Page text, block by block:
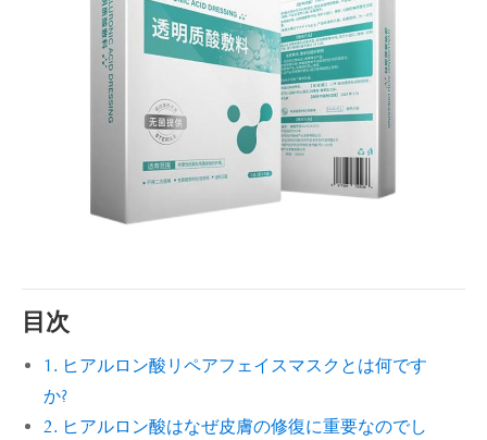
目次
1. ヒアルロン酸リペアフェイスマスクとは何です
か?
2. ヒアルロン酸はなぜ皮膚の修復に重要なのでし